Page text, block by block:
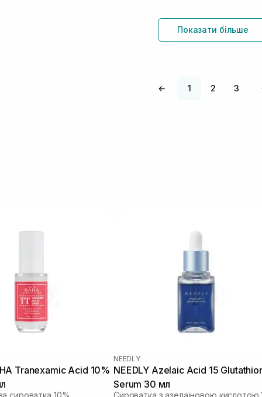
Показати більше
← 1 2 3
Tranexamic Acid 10%
сироватка 10%
NEEDLY
NEEDLY Azelaic Acid 15
Serum 30 мл